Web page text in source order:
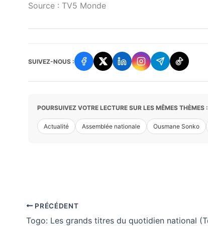
Source : TV5 Monde
SUIVEZ-NOUS :
POURSUIVEZ VOTRE LECTURE SUR LES MÊMES THÈMES :
Actualité Assemblée nationale Ousmane Sonko
PRÉCÉDENT